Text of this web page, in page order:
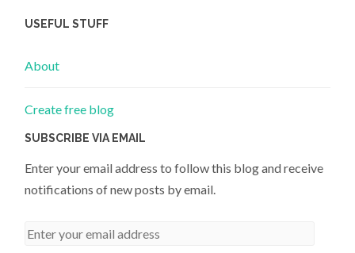
USEFUL STUFF
About
Create free blog
SUBSCRIBE VIA EMAIL
Enter your email address to follow this blog and receive
notifications of new posts by email.